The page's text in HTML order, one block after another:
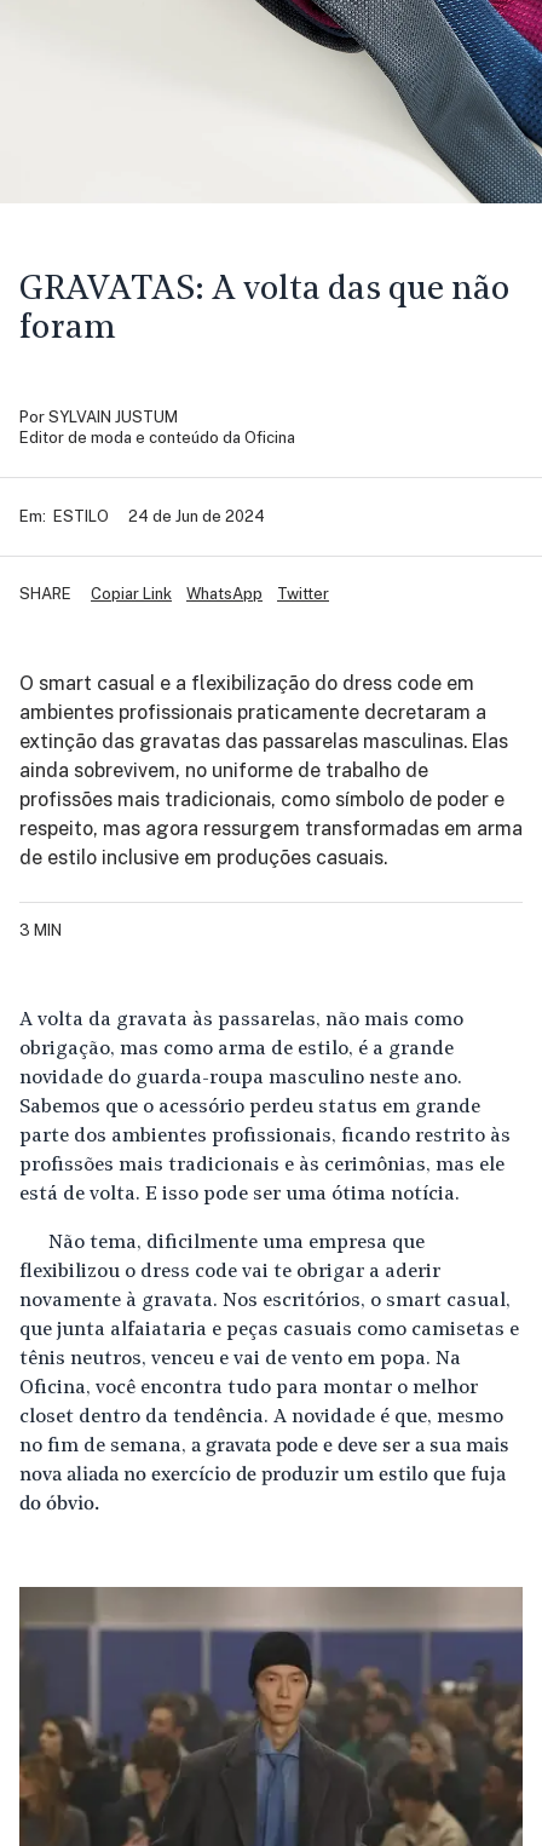
GRAVATAS: A volta das que não
foram
Por SYLVAIN JUSTUM
Editor de moda e conteúdo da Oficina
Em: ESTILO 24 de Jun de 2024
Copiar Link WhatsApp Twitter
SHARE
O smart casual e a flexibilização do dress code em
ambientes profissionais praticamente decretaram a
extinção das gravatas das passarelas masculinas. Elas
ainda sobrevivem, no uniforme de trabalho de
profissões mais tradicionais, como símbolo de poder e
respeito, mas agora ressurgem transformadas em arma
de estilo inclusive em produções casuais.
3 MIN
A volta da gravata às passarelas, não mais como
obrigação, mas como arma de estilo, é a grande
novidade do guarda-roupa masculino neste ano.
Sabemos que o acessório perdeu status em grande
parte dos ambientes profissionais, ficando restrito às
profissões mais tradicionais e às cerimônias, mas ele
está de volta. E isso pode ser uma ótima notícia.
Não tema, dificilmente uma empresa que
flexibilizou o dress code vai te obrigar a aderir
novamente à gravata. Nos escritórios, o smart casual,
que junta alfaiataria e peças casuais como camisetas e
tênis neutros, venceu e vai de vento em popa. Na
Oficina, você encontra tudo para montar o melhor
closet dentro da tendência. A novidade é que, mesmo
no fim de semana, a gravata pode e deve ser a sua mais
nova aliada no exercício de produzir um estilo que fuja
do óbvio.